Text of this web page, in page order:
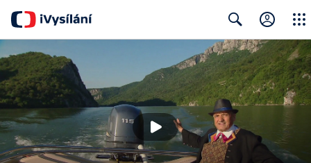
Search Close